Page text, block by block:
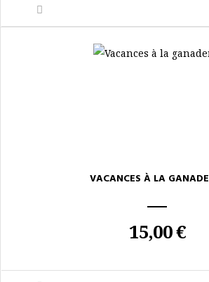
VACANCES À LA
15,00 €